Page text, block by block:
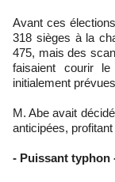
Avant ces
318 sièges à la
475, mais des
faisaient courir
initialement
M. Abe avait
anticipées,
- Puissant typhon